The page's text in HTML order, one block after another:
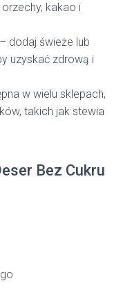
kakao i
– dodaj świeże lub
uzyskać zdrową i
w wielu sklepach,
takich jak stewia
Bez Cukru